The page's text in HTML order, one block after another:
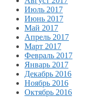
Июль 2017
Июнь 2017
Май 2017
Апрель 2017
Март 2017
Февраль 2017
Январь 2017
Декабрь 2016
Ноябрь 2016
Октябрь 2016